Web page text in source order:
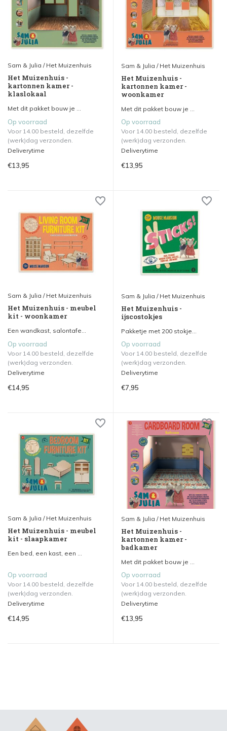
Sam & Julia / Het Muizenhuis
Het Muizenhuis -
kartonnen kamer -
klaslokaal
Met dit pakket bouw je ...
Op voorraad
Voor 14.00 besteld, dezelfde
(werk)dag verzonden.
Deliverytime
€13,95
Sam & Julia / Het Muizenhuis
Het Muizenhuis -
kartonnen kamer -
woonkamer
Met dit pakket bouw je ...
Op voorraad
Voor 14.00 besteld, dezelfde
(werk)dag verzonden.
Deliverytime
€13,95
Sam & Julia / Het Muizenhuis
Het Muizenhuis - meubel
kit - woonkamer
Een wandkast, salontafe...
Op voorraad
Voor 14.00 besteld, dezelfde
(werk)dag verzonden.
Deliverytime
€14,95
Sam & Julia / Het Muizenhuis
Het Muizenhuis -
ijscostokjes
Pakketje met 200 stokje...
Op voorraad
Voor 14.00 besteld, dezelfde
(werk)dag verzonden.
Deliverytime
€7,95
Sam & Julia / Het Muizenhuis
Het Muizenhuis - meubel
kit - slaapkamer
Een bed, een kast, een ...
Op voorraad
Voor 14.00 besteld, dezelfde
(werk)dag verzonden.
Deliverytime
€14,95
Sam & Julia / Het Muizenhuis
Het Muizenhuis -
kartonnen kamer -
badkamer
Met dit pakket bouw je ...
Op voorraad
Voor 14.00 besteld, dezelfde
(werk)dag verzonden.
Deliverytime
€13,95